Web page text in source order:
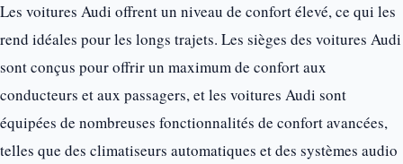
Les voitures Audi offrent un niveau de confort élevé, ce qui les
rend idéales pour les longs trajets. Les sièges des voitures Audi
sont conçus pour offrir un maximum de confort aux
conducteurs et aux passagers, et les voitures Audi sont
équipées de nombreuses fonctionnalités de confort avancées,
telles que des climatiseurs automatiques et des systèmes audio